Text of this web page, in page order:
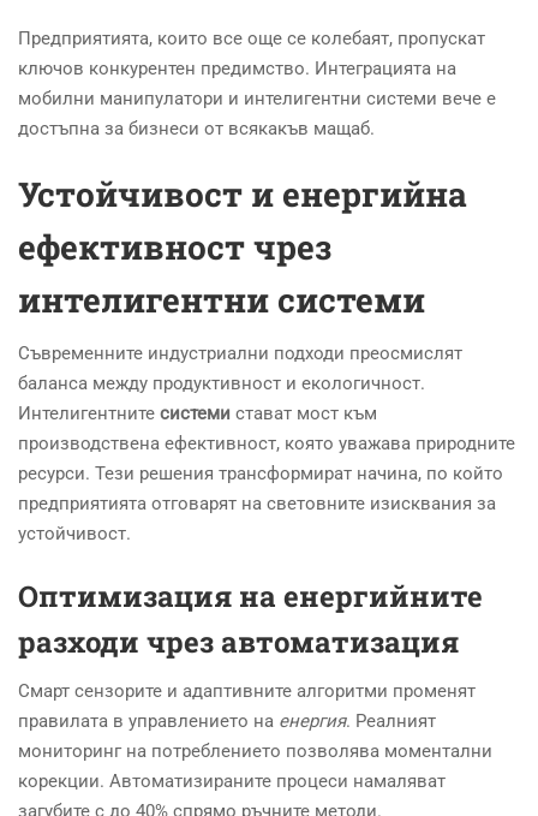
Предприятията, които все още се колебаят, пропускат
ключов конкурентен предимство. Интеграцията на
мобилни манипулатори и интелигентни системи вече е
достъпна за бизнеси от всякакъв мащаб.
Устойчивост и енергийна
ефективност чрез
интелигентни системи
Съвременните индустриални подходи преосмислят
баланса между продуктивност и екологичност.
Интелигентните системи стават мост към
производствена ефективност, която уважава природните
ресурси. Тези решения трансформират начина, по който
предприятията отговарят на световните изисквания за
устойчивост.
Оптимизация на енергийните
разходи чрез автоматизация
Смарт сензорите и адаптивните алгоритми променят
правилата в управлението на енергия. Реалният
мониторинг на потреблението позволява моментални
корекции. Автоматизираните процеси намаляват
загубите с до 40% спрямо ръчните методи.